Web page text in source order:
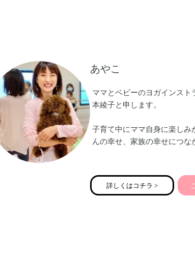
あやこ
ママとベビーのヨガインスト
本綾子と申します。
子育て中にママ自身に楽しみ
んの幸せ、家族の幸せにつな
り、不安定になりがちなココ
詳しくはコチラ >